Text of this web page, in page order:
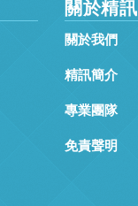
關於精訊
關於我們
精訊簡介
專業團隊
免責聲明